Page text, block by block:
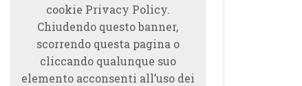
cookie Privacy Policy.
Chiudendo questo banner,
scorrendo questa pagina o
cliccando qualunque suo
elemento acconsenti all’uso dei